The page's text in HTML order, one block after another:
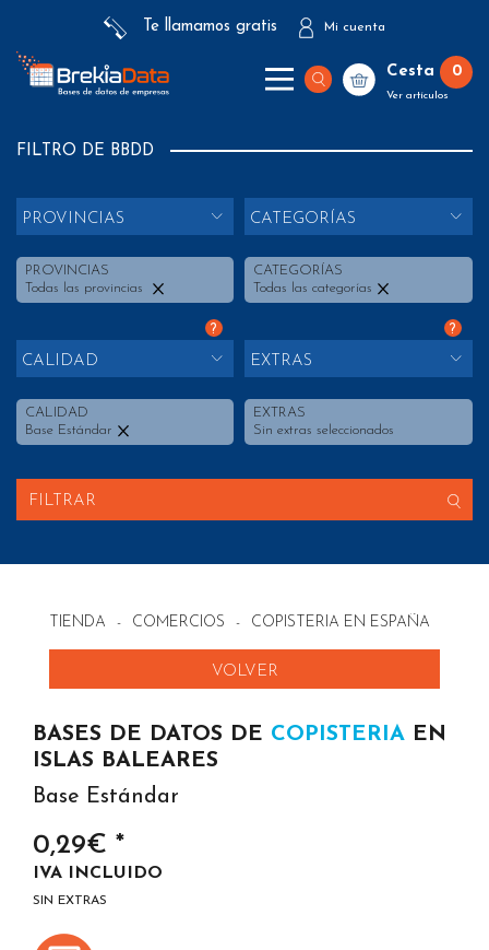
Te llamamos gratis Mi cuenta
Cesta 0
Ver artículos
FILTRO DE BBDD
PROVINCIAS
PROVINCIAS
Todas las provincias
CATEGORÍAS
CATEGORÍAS
Todas las categorías
?
CALIDAD
CALIDAD
Base Estándar
?
EXTRAS
EXTRAS
Sin extras seleccionados
FILTRAR
TIENDA - COMERCIOS - COPISTERIA EN ESPAÑA
VOLVER
BASES DE DATOS DE COPISTERIA EN
ISLAS BALEARES
Base Estándar
0,29€ *
IVA INCLUIDO
SIN EXTRAS